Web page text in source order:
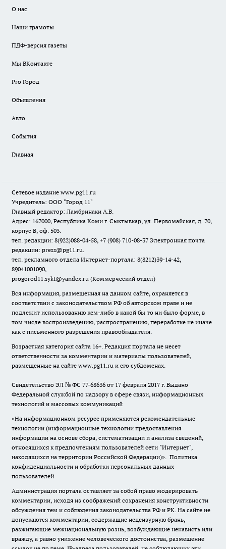
О нас
Наши грамоты
ПДФ-версия газеты
Мы ВКонтакте
Pro Город
Объявления
Авто
События
Главная
Сетевое издание www.pg11.ru
Учредитель: ООО "Город 11"
Главный редактор: Ламбринаки А.В.
Адрес: 167000, Республика Коми г. Сыктывкар, ул. Первомайская, д. 70,
корпус Б, оф. 503.
тел. редакции: 8(922)088-04-58, +7 (908) 710-08-37 Электронная почта
редакции: press@pg11.ru.
тел. рекламного отдела Интернет-портала: 8(8212)39-14-42,
89041001090,
progorod11.sykt@yandex.ru (Коммерческий отдел)
Вся информация, размещенная на данном сайте, охраняется в
соответствии с законодательством РФ об авторском праве и не
подлежит использованию кем-либо в какой бы то ни было форме, в
том числе воспроизведению, распространению, переработке не иначе
как с письменного разрешения правообладателя.
Возрастная категория сайта 16+. Редакция портала не несет
ответственности за комментарии и материалы пользователей,
размещенные на сайте www.pg11.ru и его субдоменах.
Свидетельство ЭЛ № ФС 77-68636 от 17 февраля 2017 г. Выдано
Федеральной службой по надзору в сфере связи, информационных
технологий и массовых коммуникаций
«На информационном ресурсе применяются рекомендательные
технологии (информационные технологии предоставления
информации на основе сбора, систематизации и анализа сведений,
относящихся к предпочтениям пользователей сети "Интернет",
находящихся на территории Российской Федерации)». Политика
конфиденциальности и обработки персональных данных
пользователей
Администрация портала оставляет за собой право модерировать
комментарии, исходя из соображений сохранения конструктивности
обсуждения тем и соблюдения законодательства РФ и РК. На сайте не
допускаются комментарии, содержащие нецензурную брань,
разжигающие межнациональную рознь, возбуждающие ненависть или
вражду, а равно унижение человеческого достоинства, размещение